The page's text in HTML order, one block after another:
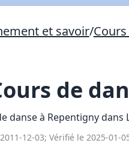
et savoir/
de
danse à Repentigny dans
12-03; Vérifié le 2025-01-
Lien vers